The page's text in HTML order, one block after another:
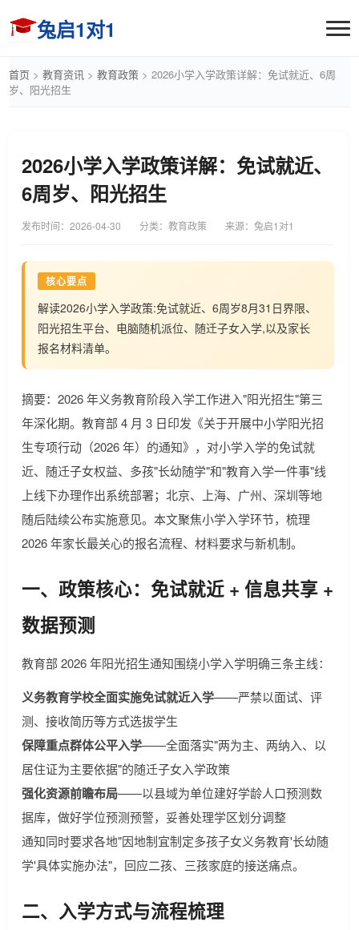
兔启1对1
首页 > 教育资讯 > 教育政策 > 2026小学入学政策详解：免试就近、6周
岁、阳光招生
2026小学入学政策详解：免试就近、
6周岁、阳光招生
发布时间： 2026-04-30 分类：教育政策 来源：兔启1对1
核心要点
解读2026小学入学政策:免试就近、6周岁8月31日界限、
阳光招生平台、电脑随机派位、随迁子女入学,以及家长
报名材料清单。
摘要：2026 年义务教育阶段入学工作进入"阳光招生"第三
年深化期。教育部 4 月 3 日印发《关于开展中小学阳光招
生专项行动（2026 年）的通知》，对小学入学的免试就
近、随迁子女权益、多孩"长幼随学"和"教育入学一件事"线
上线下办理作出系统部署；北京、上海、广州、深圳等地
随后陆续公布实施意见。本文聚焦小学入学环节，梳理
2026 年家长最关心的报名流程、材料要求与新机制。
一、政策核心：免试就近 + 信息共享 +
数据预测
教育部 2026 年阳光招生通知围绕小学入学明确三条主线：
义务教育学校全面实施免试就近入学——严禁以面试、评
测、接收简历等方式选拔学生
保障重点群体公平入学——全面落实"两为主、两纳入、以
居住证为主要依据"的随迁子女入学政策
强化资源前瞻布局——以县域为单位建好学龄人口预测数
据库，做好学位预测预警，妥善处理学区划分调整
通知同时要求各地"因地制宜制定多孩子女义务教育'长幼随
学'具体实施办法"，回应二孩、三孩家庭的接送痛点。
二、入学方式与流程梳理